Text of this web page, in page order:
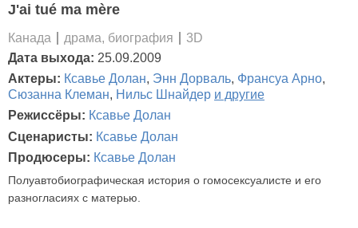
J'ai tué ma mère
Канада драма, биография
3D
Дата выхода: 25.09.2009
Актеры: Ксавье Долан, Энн Дорваль, Франсуа Арно,
Сюзанна Клеман, Нильс Шнайдер и другие
Режиссёры: Ксавье Долан
Сценаристы: Ксавье Долан
Продюсеры: Ксавье Долан
Полуавтобиографическая история о гомосексуалисте и его
разногласиях с матерью.